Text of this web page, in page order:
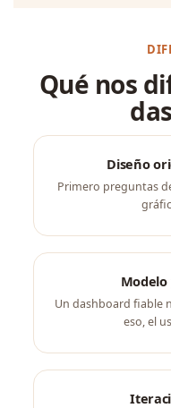
Qué nos
Diseño
Primero preguntas
Modelo
Un dashboard fiable
eso, el